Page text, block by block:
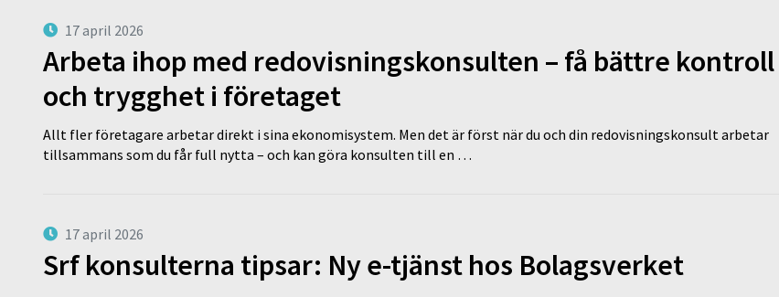
17 april 2026
Arbeta ihop med redovisningskonsulten – få bättre kontroll
och trygghet i företaget
Allt fler företagare arbetar direkt i sina ekonomisystem. Men det är först när du och din redovisningskonsult arbetar
tillsammans som du får full nytta – och kan göra konsulten till en …
17 april 2026
Srf konsulterna tipsar: Ny e-tjänst hos Bolagsverket